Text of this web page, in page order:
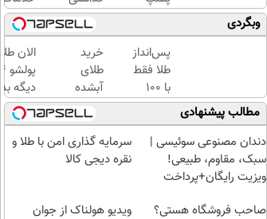
طلاسی،
از ۰.۵
گرم تا
۱۰ گرم
برای
فروش؟
سریع و
راحت
بفروش
در محل
با یدک
دات
وبگردی
پس‌انداز
طلا فقط
با ۱۰۰
هزارتومان
(امن و
راحت)
خرید
طلای
آبشده
حتی با
۱۰۰هزارتومان
الان
دیگه
طلا با
بی‌بهره
مطالب پیشنهادی
دندان مصنوعی سوئیسی |
سبک، مقاوم، طبیعی!
ویزیت رایگان+پرداخت
سرمایه گذاری امن با طلا و
نقره دیجی کالا
صاحب فروشگاه هستی؟
ویدیو هولناک از جوان